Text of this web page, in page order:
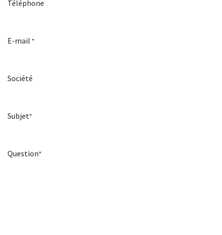
Téléphone
E-mail *
Société
Subjet*
Question*